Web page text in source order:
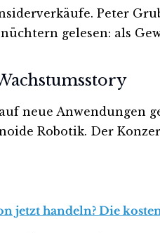
Peter
gelesen: als
neue Anwendungen
Robotik. Der
jetzt handeln? Die